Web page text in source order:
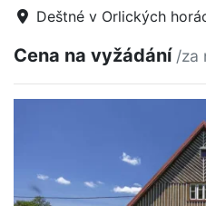
Deštné v Orlických
Cena na vyžádání /za